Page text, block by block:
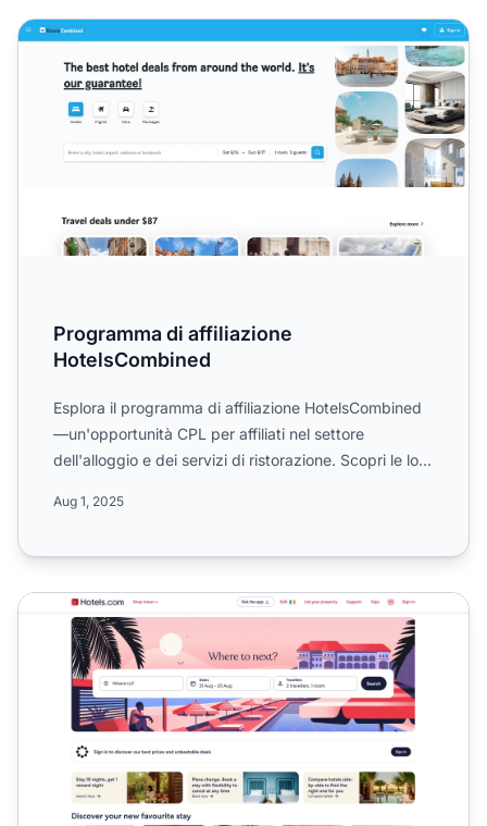
Programma di affiliazione HotelsCombined
Programma di affiliazione
HotelsCombined
Esplora il programma di affiliazione HotelsCombined
—un'opportunità CPL per affiliati nel settore
dell'alloggio e dei servizi di ristorazione. Scopri le loro
Aug 1, 2025
Programma di affiliazione Hotels.com